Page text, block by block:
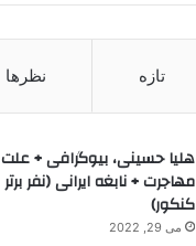
تازه نظرها
هلیا حسینی، بیوگرافی + علت
مهاجرت + نابغه ایرانی (نفر برتر
کنکور)
می 29, 2022